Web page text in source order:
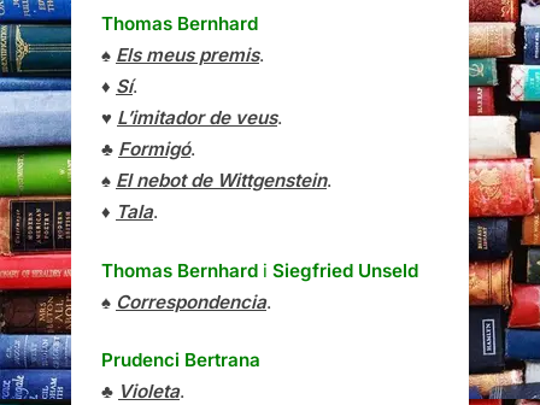
Thomas Bernhard
♠ Els meus premis.
♦ Sí.
♥ L’imitador de veus.
♣ Formigó.
♠ El nebot de Wittgenstein.
♦ Tala.
Thomas Bernhard i Siegfried Unseld
♠ Correspondencia.
Prudenci Bertrana
♣ Violeta.